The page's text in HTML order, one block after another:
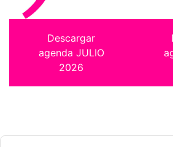
Descargar
agenda JULIO
2026